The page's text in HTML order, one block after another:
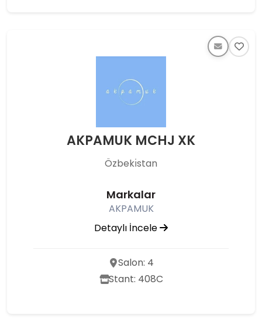
AKPAMUK MCHJ XK
Özbekı̇stan
Markalar
AKPAMUK
Detaylı İncele
Salon: 4
Stant: 408C